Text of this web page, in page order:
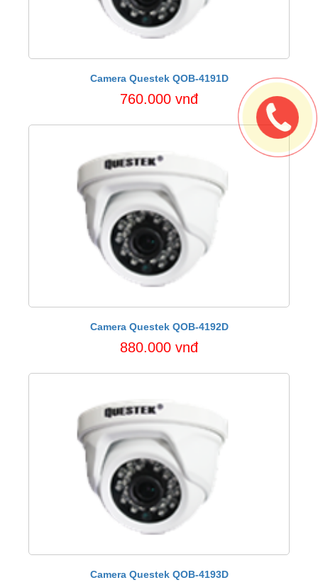
Camera Questek QOB-4191D
760.000 vnđ
Camera Questek QOB-4192D
880.000 vnđ
Camera Questek QOB-4193D